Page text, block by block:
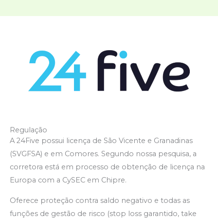
Regulação
A 24Five possui licença de São Vicente e Granadinas
(SVGFSA) e em Comores. Segundo nossa pesquisa, a
corretora está em processo de obtenção de licença na
Europa com a CySEC em Chipre.
Oferece proteção contra saldo negativo e todas as
funções de gestão de risco (stop loss garantido, take